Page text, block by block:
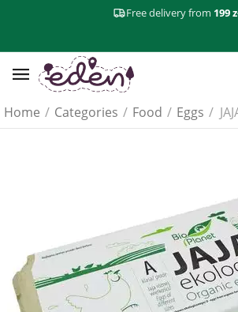
Free delivery from 199
Home / Categories / Food / Eggs /